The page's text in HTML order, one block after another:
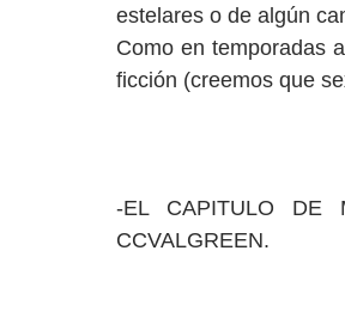
estelares o de algún
Como en temporadas
ficción (creemos que
-EL CAPITULO DE
CCVALGREEN.